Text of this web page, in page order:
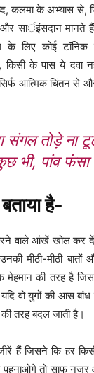
कलमा के अभ्यास से,
और सार्इंसदान
लिए कोई टॉनिक
किसी के पास ये
सिर्फ आत्मिक चिंतन से
संगल तोड़े ना
भी, पांव फंसा
है-
करने वाले आंखें खोल
मीठी-मीठी बातों
मेहमान की तरह है
वो युगों की आस
की तरह बदल जाती है।
हैं जिसने कि हर
तो साफ नजर